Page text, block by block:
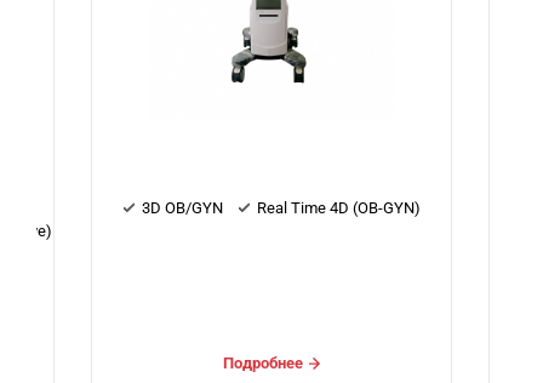
3D OB/GYN Real Time 4D (OB-GYN)
Подробнее